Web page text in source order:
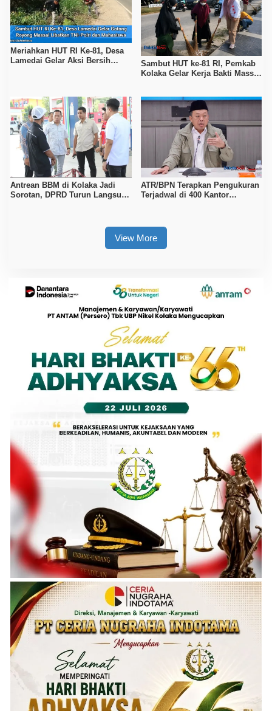
Meriahkan HUT RI Ke-81, Desa
Lamedai Gelar Aksi Bersih
Sambut HUT ke-81 RI, Pemkab
Kolaka Gelar Kerja Bakti Massal
Antrean BBM di Kolaka Jadi
Sorotan, DPRD Turun Langsung
ATR/BPN Terapkan Pengukuran
Terjadwal di 400 Kantor
View More